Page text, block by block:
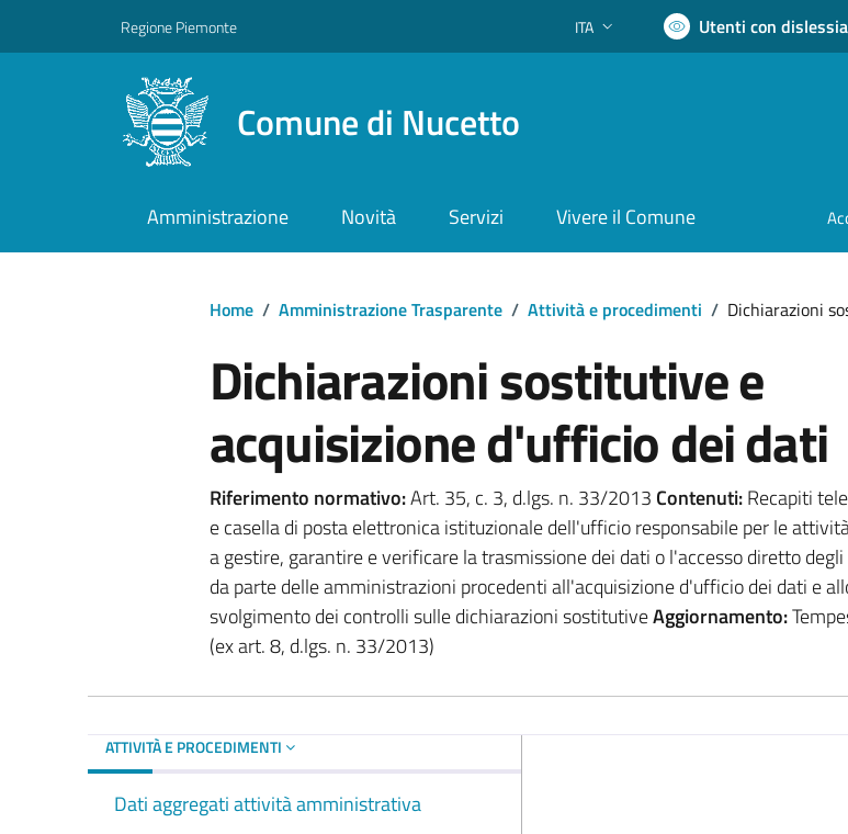
Regione Piemonte Lingua attiva:
ITA Utenti con dislessia
Comune di Nucetto
Amministrazione Novità Servizi Vivere il Comune
Home / Amministrazione Trasparente / Attività e procedimenti / Dichiarazioni
Dichiarazioni sostitutive e
acquisizione d'ufficio dei dati
Riferimento normativo:Art. 35, c. 3, d.lgs. n. 33/2013 Contenuti:Recapiti
e casella di posta elettronica istituzionale dell'ufficio responsabile per le
a gestire, garantire e verificare la trasmissione dei dati o l'accesso diretto
da parte delle amministrazioni procedenti all'acquisizione d'ufficio dei dati e
svolgimento dei controlli sulle dichiarazioni sostitutiveAggiornamento:
(ex art. 8, d.lgs. n. 33/2013)
ATTIVITÀ E PROCEDIMENTI
Dati aggregati attività amministrativa